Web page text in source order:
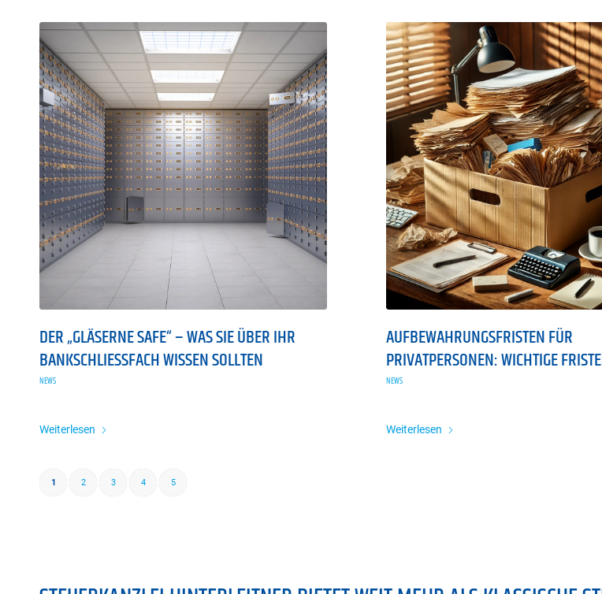
DER „GLÄSERNE SAFE“ – WAS SIE ÜBER IHR
BANKSCHLIESSFACH WISSEN SOLLTEN
NEWS
Weiterlesen
AUFBEWAHRUNGSFRISTEN FÜR
PRIVATPERSONEN: WICHTIGE
NEWS
Weiterlesen
1 2 3 4 5